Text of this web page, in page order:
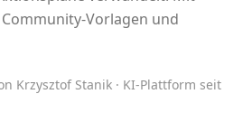
Vorlagen und
Krzysztof Stanik · KI-Plattform seit